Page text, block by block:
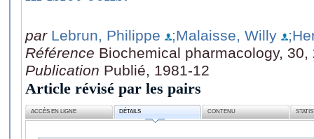
par Lebrun, Philippe ;Malaisse, Willy
Référence Biochemical pharmacology,
Publication Publié, 1981-12
Article révisé par les pairs
ACCÈS EN LIGNE DÉTAILS CONTENU